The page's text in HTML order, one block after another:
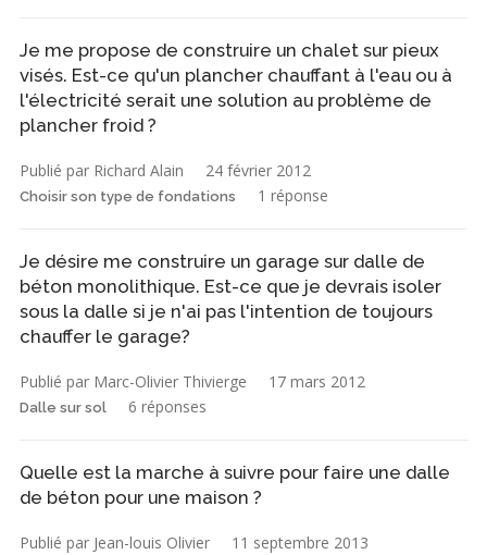
Je me propose de construire un chalet sur pieux
visés. Est-ce qu'un plancher chauffant à l'eau ou à
l'électricité serait une solution au problème de
plancher froid ?
Publié par Richard Alain 24 février 2012
Choisir son type de fondations 1 réponse
Je désire me construire un garage sur dalle de
béton monolithique. Est-ce que je devrais isoler
sous la dalle si je n'ai pas l'intention de toujours
chauffer le garage?
Publié par Marc-Olivier Thivierge 17 mars 2012
Dalle sur sol 6 réponses
Quelle est la marche à suivre pour faire une dalle
de béton pour une maison ?
Publié par Jean-louis Olivier 11 septembre 2013